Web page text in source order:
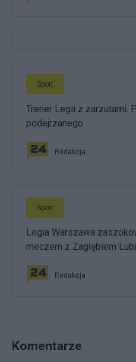
Sport
Trener Legii z zarzutami.
podejrzanego
Redakcja
Sport
Legia Warszawa
meczem z Zagłębiem
Redakcja
Komentarze